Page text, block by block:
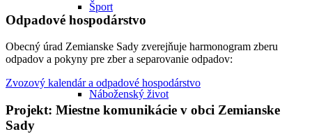
Šport
Náboženský život
Odpadové hospodárstvo
Obecný úrad Zemianske Sady zverejňuje harmonogram zberu
odpadov a pokyny pre zber a separovanie odpadov:
Zvozový kalendár a odpadové hospodárstvo
Projekt: Miestne komunikácie v obci Zemianske
Sady